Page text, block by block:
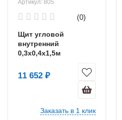
Артикул: 805
(0)
Щит угловой
внутренний
0,3х0,4х1,5м
11 652 ₽
Заказать в 1 клик